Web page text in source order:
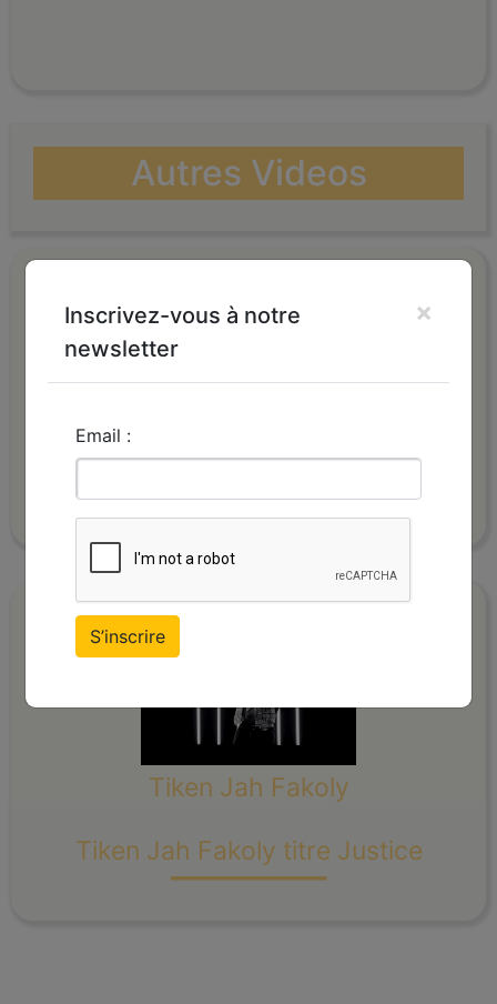
Autres Videos
_______
Tiken Jah Fakoly
Tiken Jah Fakoly titre Justice
_______
Inscrivez-vous à notre
newsletter
×
Email :
S’inscrire